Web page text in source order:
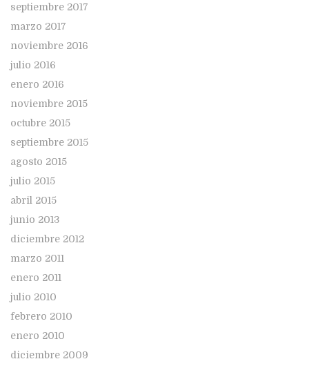
septiembre 2017
marzo 2017
noviembre 2016
julio 2016
enero 2016
noviembre 2015
octubre 2015
septiembre 2015
agosto 2015
julio 2015
abril 2015
junio 2013
diciembre 2012
marzo 2011
enero 2011
julio 2010
febrero 2010
enero 2010
diciembre 2009